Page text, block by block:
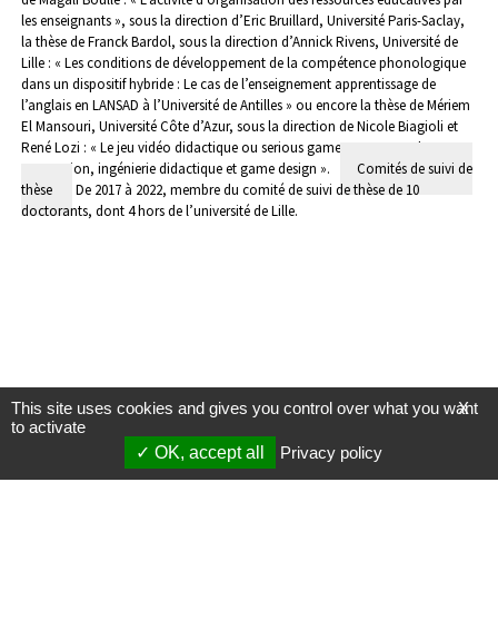
les enseignants », sous la direction d’Eric Bruillard, Université Paris-Saclay,
la thèse de Franck Bardol, sous la direction d’Annick Rivens, Université de
Lille : « Les conditions de développement de la compétence phonologique
dans un dispositif hybride : Le cas de l’enseignement apprentissage de
l’anglais en LANSAD à l’Université de Antilles » ou encore la thèse de Mériem
El Mansouri, Université Côte d’Azur, sous la direction de Nicole Biagioli et
René Lozi : « Le jeu vidéo didactique ou serious game : processus de
conception, ingénierie didactique et game design ».
Comités de suivi de
thèse
De 2017 à 2022, membre du comité de suivi de thèse de 10
doctorants, dont 4 hors de l’université de Lille.
X
This site uses cookies and gives you control over what you want
to activate
OK, accept all
Privacy policy